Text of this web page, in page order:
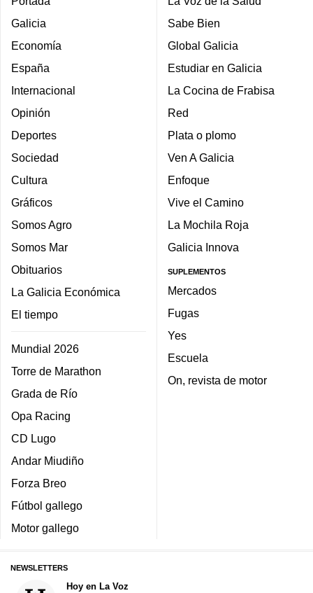
Galicia
Economía
España
Internacional
Opinión
Deportes
Sociedad
Cultura
Gráficos
Somos Agro
Somos Mar
Obituarios
La Galicia Económica
El tiempo
Mundial 2026
Torre de Marathon
Grada de Río
Opa Racing
CD Lugo
Andar Miudiño
Forza Breo
Fútbol gallego
Motor gallego
Sabe Bien
Global Galicia
Estudiar en Galicia
La Cocina de Frabisa
Red
Plata o plomo
Ven A Galicia
Enfoque
Vive el Camino
La Mochila Roja
Galicia Innova
SUPLEMENTOS
Mercados
Fugas
Yes
Escuela
On, revista de motor
NEWSLETTERS
Hoy en La Voz